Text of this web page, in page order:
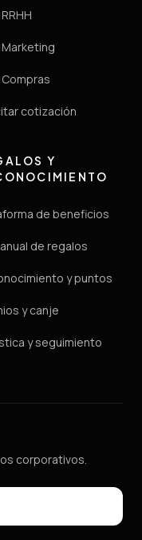
Marketing
Compras
cotización
Y
de beneficios
de regalos
y puntos
y canje
y seguimiento
corporativos.